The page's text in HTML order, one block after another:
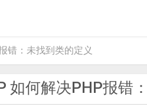
错：未找到类的定义
如何解决PHP报错